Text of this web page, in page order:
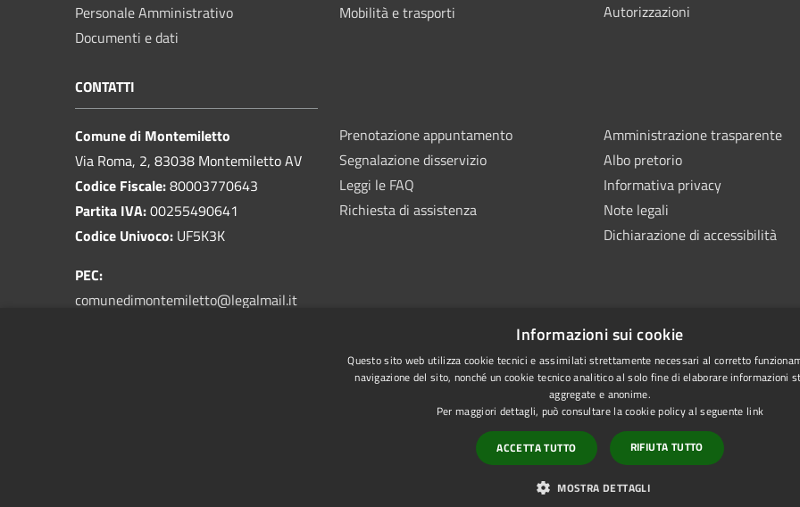
Personale Amministrativo
Documenti e dati
Mobilità e trasporti
Autorizzazioni
CONTATTI
Comune di Montemiletto
Via Roma, 2, 83038 Montemiletto AV
Codice Fiscale:80003770643
Partita IVA:00255490641
Codice Univoco: UF5K3K
PEC:
comunedimontemiletto@legalmail.it
Prenotazione appuntamento
Segnalazione disservizio
Leggi le FAQ
Richiesta di assistenza
Amministrazione trasparente
Albo pretorio
Informativa privacy
Note legali
Dichiarazione di accessibilità
Extranet Enti terzi Copyright © 2026 •
Informazioni sui cookie
Questo sito web utilizza cookie tecnici e assimilati strettamente necessari al corretto
navigazione del sito, nonché un cookie tecnico analitico al solo fine di elaborare informazioni
aggregate e anonime.
Per maggiori dettagli, può consultare la cookie policy al seguente link
ACCETTA TUTTO RIFIUTA TUTTO
MOSTRA DETTAGLI